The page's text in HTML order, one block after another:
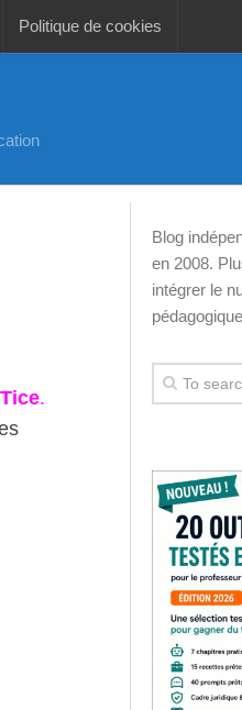
Politique de cookies
.
Blog
en 2008.
intégrer le